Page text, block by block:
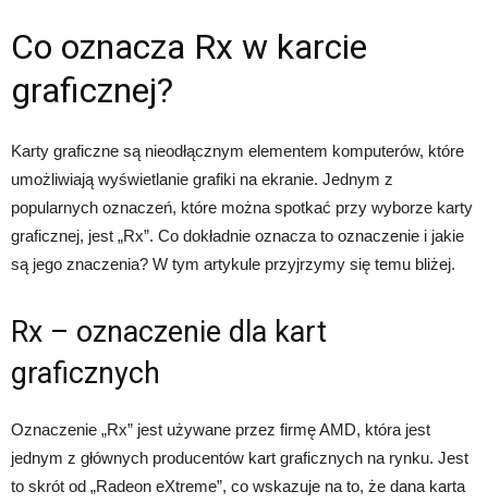
Co oznacza Rx w karcie
graficznej?
Karty graficzne są nieodłącznym elementem komputerów, które
umożliwiają wyświetlanie grafiki na ekranie. Jednym z
popularnych oznaczeń, które można spotkać przy wyborze karty
graficznej, jest „Rx”. Co dokładnie oznacza to oznaczenie i jakie
są jego znaczenia? W tym artykule przyjrzymy się temu bliżej.
Rx – oznaczenie dla kart
graficznych
Oznaczenie „Rx” jest używane przez firmę AMD, która jest
jednym z głównych producentów kart graficznych na rynku. Jest
to skrót od „Radeon eXtreme”, co wskazuje na to, że dana karta